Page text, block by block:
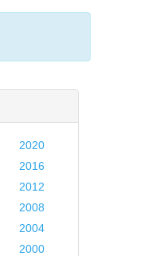
2020
2016
2012
2008
2004
2000